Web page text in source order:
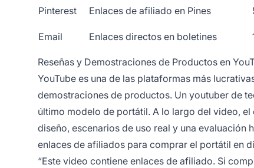
Pinterest
Enlaces de afiliado en Pines
Email Enlaces directos en boletines
Reseñas y Demostraciones de Productos en
YouTube es una de las plataformas más
demostraciones de productos. Un youtuber de
último modelo de portátil. A lo largo del video,
diseño, escenarios de uso real y una
enlaces de afiliados para comprar el portátil en
“Este video contiene enlaces de afiliado. Si